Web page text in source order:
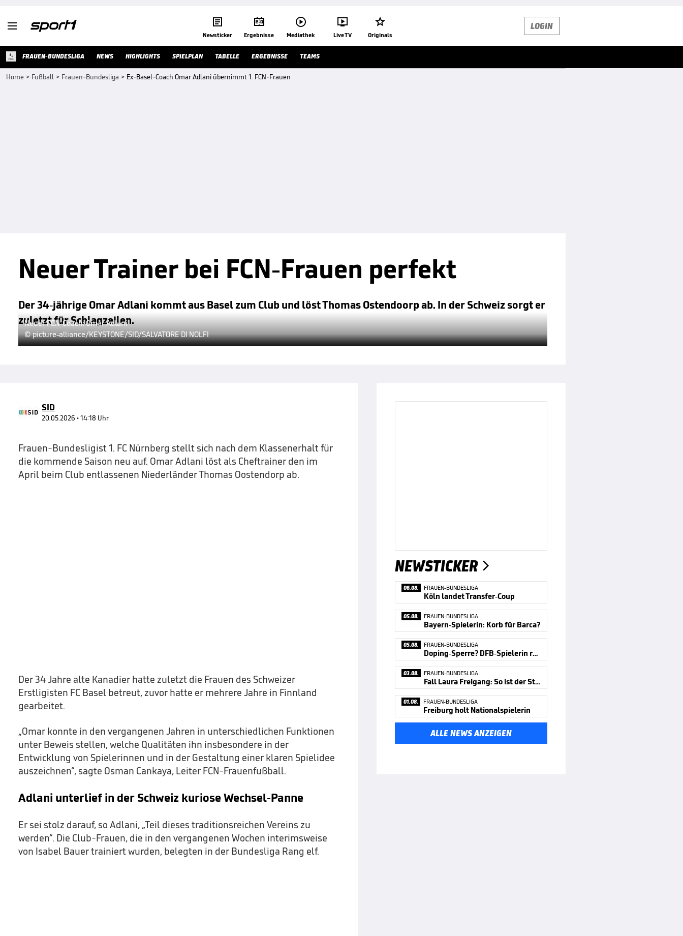
 
Newsticker

Ergebnisse

Mediathek

Live TV

Originals
LOGIN
FRAUEN-BUNDESLIGA NEWS HIGHLIGHTS SPIELPLAN TABELLE ERGEBNISSE TEAMS
Home > Fußball > Frauen-Bundesliga > Ex-Basel-Coach Omar Adlani übernimmt 1. FCN-Frauen
Neuer Trainer bei FCN-Frauen perfekt
Der 34-jährige Omar Adlani kommt aus Basel zum Club und löst Thomas Ostendoorp ab. In der Schweiz sorgt er
zuletzt für Schlagzeilen.
Neuer FCN-Coach: Omar Adlani
© picture-alliance/KEYSTONE/SID/SALVATORE DI NOLFI
SID
20.05.2026 • 14:18 Uhr
Frauen-Bundesligist 1. FC Nürnberg stellt sich nach dem Klassenerhalt für
die kommende Saison neu auf. Omar Adlani löst als Cheftrainer den im
April beim Club entlassenen Niederländer Thomas Oostendorp ab.
Der 34 Jahre alte Kanadier hatte zuletzt die Frauen des Schweizer
Erstligisten FC Basel betreut, zuvor hatte er mehrere Jahre in Finnland
gearbeitet.
„Omar konnte in den vergangenen Jahren in unterschiedlichen Funktionen
unter Beweis stellen, welche Qualitäten ihn insbesondere in der
Entwicklung von Spielerinnen und in der Gestaltung einer klaren Spielidee
auszeichnen“, sagte Osman Cankaya, Leiter FCN-Frauenfußball.
Adlani unterlief in der Schweiz kuriose Wechsel-Panne
Er sei stolz darauf, so Adlani, „Teil dieses traditionsreichen Vereins zu
werden“. Die Club-Frauen, die in den vergangenen Wochen interimsweise
von Isabel Bauer trainiert wurden, belegten in der Bundesliga Rang elf.
NEWSTICKER 
06.08. FRAUEN-BUNDESLIGA
Köln landet Transfer-Coup
05.08. FRAUEN-BUNDESLIGA
Bayern-Spielerin: Korb für Barca?
05.08. FRAUEN-BUNDESLIGA
Doping-Sperre? DFB-Spielerin reagiert
03.08. FRAUEN-BUNDESLIGA
Fall Laura Freigang: So ist der Stand
01.08. FRAUEN-BUNDESLIGA
Freiburg holt Nationalspielerin
ALLE NEWS ANZEIGEN